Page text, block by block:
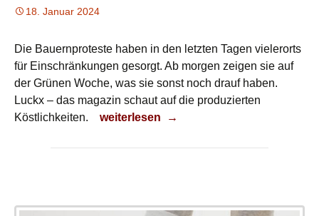
18. Januar 2024
Die Bauernproteste haben in den letzten Tagen vielerorts
für Einschränkungen gesorgt. Ab morgen zeigen sie auf
der Grünen Woche, was sie sonst noch drauf haben.
Luckx – das magazin schaut auf die produzierten
Köstlichkeiten.
Heimische Küche
weiterlesen →